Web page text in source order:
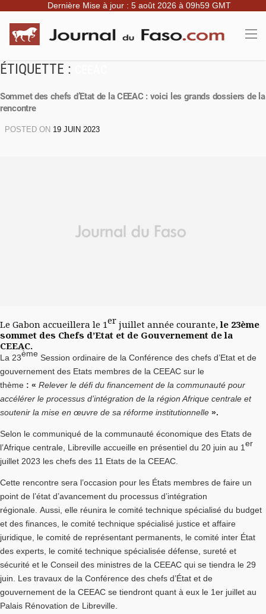
Dernière Mise à jour : 5 août 2026 à 09h59 GMT
ÉTIQUETTE :
Sommet des chefs d’Etat de la CEEAC : voici les grands dossiers de la
rencontre
POSTED ON 19 JUIN 2023
Le Gabon accueillera le 1er juillet année courante,le 23ème
sommet des Chefs d’Etat et de Gouvernement de la
CEEAC.
La 23ème Session ordinaire de la Conférence des chefs d’Etat et de
gouvernement des Etats membres de la CEEAC sur le
thème : « Relever le défi du financement de la communauté pour
accélérer le processus d’intégration de la région Afrique centrale et
soutenir la mise en œuvre de sa réforme institutionnelle ».
Selon le communiqué de la communauté économique des Etats de
l’Afrique centrale, Libreville accueille en présentiel du 20 juin au 1er
juillet 2023 les chefs des 11 Etats de la CEEAC.
Cette rencontre sera l’occasion pour les États membres de faire un
point de l’état d’avancement du processus d’intégration
régionale. Aussi, elle réunira le comité technique spécialisé du budget
et des finances, le comité technique spécialisé justice et affaire
juridique, le comité de représentant permanents, le comité inter État
des experts, le comité technique spécialisée défense, sureté et
sécurité et le Conseil des ministres de la CEEAC qui se tiendra le 29
juin. Les travaux de la Conférence des chefs d’État et de
gouvernement de la CEEAC se tiendront quant à eux le 1er juillet au
Palais Rénovation de Libreville.